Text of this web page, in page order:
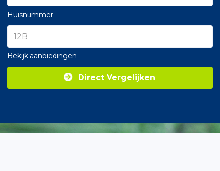
Huisnummer
Bekijk aanbiedingen
Direct Vergelijken